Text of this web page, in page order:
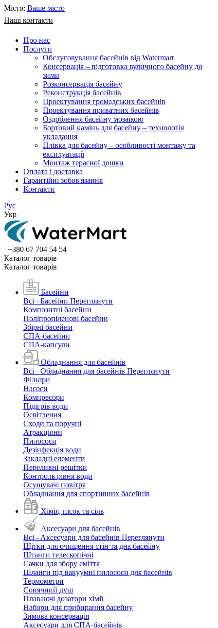
Місто: Ваше місто
Наші контакти
Про нас
Послуги
Обслуговування басейнів від Watermart
Консервація – підготовка вуличного басейну до
зими
Розконсервація басейну
Реконструкція басейнів
Проектування громадських басейнів
Проектування приватних басейнів
Оздоблення басейну мозаїкою
Бортовий камінь для басейну – технологія
укладання
Плівка для басейну – особливості монтажу та
експлуатації
Монтаж терасної дошки
Оплата і доставка
Гарантійні зобов'язання
Контакти
Рус
Укр
+380 67 704 54 54
Каталог товарiв
Каталог товарiв
Басейни
Всі - Басейни Переглянути
Композитні басейни
Поліпропіленові басейни
Збірні басейни
СПА-басейни
СПА-капсули
Обладнання для басейнів
Всі - Обладнання для басейнів Переглянути
Фільтри
Насоси
Компресори
Підігрів води
Освітлення
Сходи та поручні
Атракціони
Пилососи
Дезінфекція води
Закладні елементи
Переливні решітки
Контроль рівня води
Осушувачі повітря
Обладнання для спортивних басейнів
Хімія, пісок та сіль
Аксесуари для басейнів
Всі - Аксесуари для басейнів Переглянути
Щітки для очищення стін та дна басейну
Штанги телескопічні
Сачки для збору сміття
Шланги під вакуумні пилососи для басейнів
Термометри
Сонячний душ
Плаваючі дозатори хімії
Набори для прибирання басейну
Зимова консервація
Аксесуари для СПА-басейнів